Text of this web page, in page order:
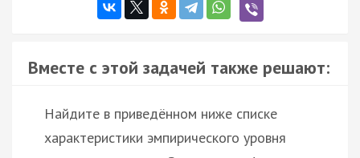
Вместе с этой задачей также решают:
Найдите в приведённом ниже списке
характеристики эмпирического уровня